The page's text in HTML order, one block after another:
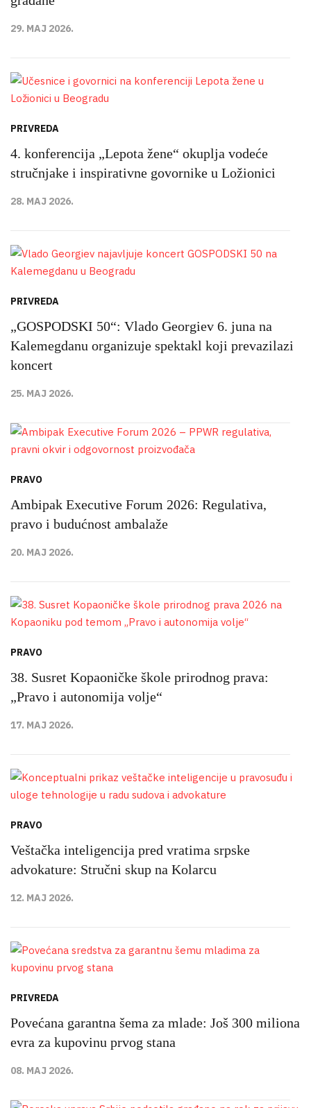
29. MAJ 2026.
PRIVREDA
4. konferencija „Lepota žene“ okuplja vodeće
stručnjake i inspirativne govornike u Ložionici
28. MAJ 2026.
PRIVREDA
„GOSPODSKI 50“: Vlado Georgiev 6. juna na
Kalemegdanu organizuje spektakl koji prevazilazi
koncert
25. MAJ 2026.
PRAVO
Ambipak Executive Forum 2026: Regulativa,
pravo i budućnost ambalaže
20. MAJ 2026.
PRAVO
38. Susret Kopaoničke škole prirodnog prava:
„Pravo i autonomija volje“
17. MAJ 2026.
PRAVO
Veštačka inteligencija pred vratima srpske
advokature: Stručni skup na Kolarcu
12. MAJ 2026.
PRIVREDA
Povećana garantna šema za mlade: Još 300 miliona
evra za kupovinu prvog stana
08. MAJ 2026.